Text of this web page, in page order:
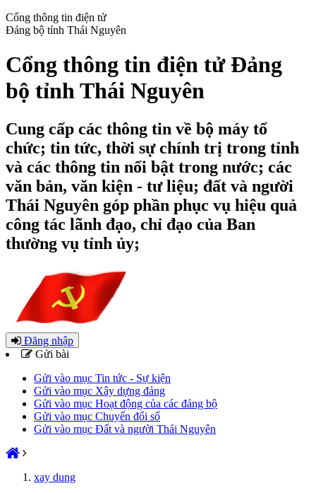
Cổng thông tin điện tử
Đảng bộ tỉnh Thái Nguyên
Cổng thông tin điện tử Đảng
bộ tỉnh Thái Nguyên
Cung cấp các thông tin về bộ máy tổ
chức; tin tức, thời sự chính trị trong tỉnh
và các thông tin nổi bật trong nước; các
văn bản, văn kiện - tư liệu; đất và người
Thái Nguyên góp phần phục vụ hiệu quả
công tác lãnh đạo, chỉ đạo của Ban
thường vụ tỉnh ủy;
Đăng nhập
Gửi bài
Gửi vào mục Tin tức - Sự kiện
Gửi vào mục Xây dựng đảng
Gửi vào mục Hoạt động của các đảng bộ
Gửi vào mục Chuyển đổi số
Gửi vào mục Đất và người Thái Nguyên
xay dung